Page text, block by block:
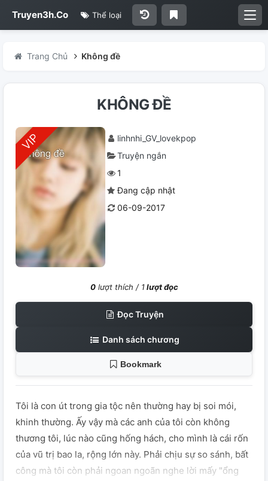
Truyen3h.Co Thể loại
Trang Chủ Không đề
KHÔNG ĐỀ
linhnhi_GV_lovekpop
Truyện ngắn
1
Đang cập nhật
06-09-2017
0lượt thích / 1lượt đọc
Đọc Truyện
Danh sách chương
Bookmark
Tôi là con út trong gia tộc nên thường hay bị soi mói,
khinh thường. Ấy vậy mà các anh của tôi còn không
thương tôi, lúc nào cũng hống hách, cho mình là cái rốn
của vũ trị bao la, rộng lớn này. Phải chịu sự so sánh, bất
công mà tôi còn phải ngoan ngoãn nghe lời mấy "ổng